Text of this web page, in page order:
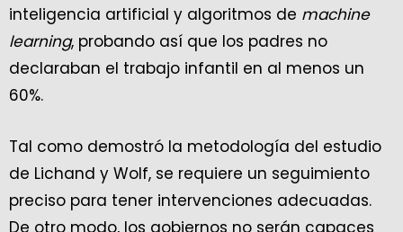
inteligencia artificial y algoritmos de machine
learning, probando así que los padres no
declaraban el trabajo infantil en al menos un
60%.
Tal como demostró la metodología del estudio
de Lichand y Wolf, se requiere un seguimiento
preciso para tener intervenciones adecuadas.